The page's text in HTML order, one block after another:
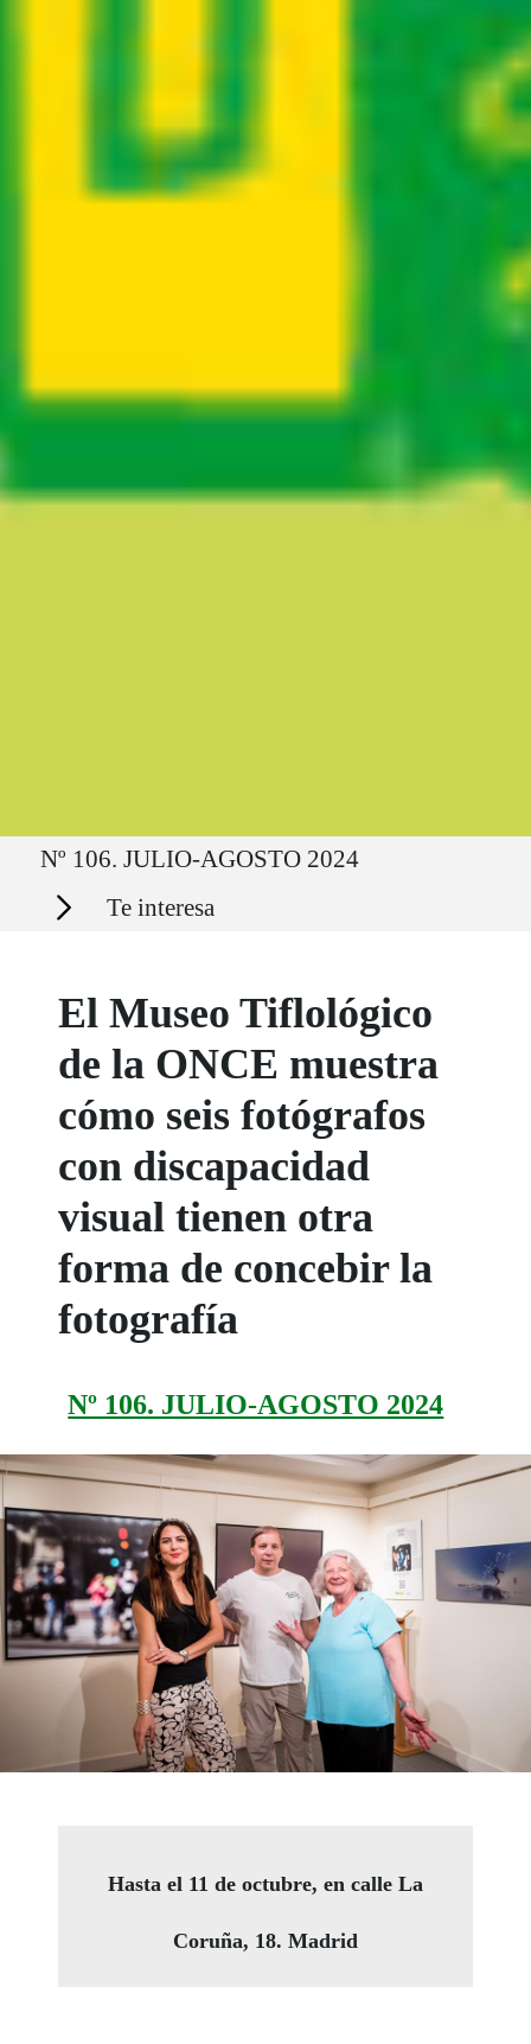
Ruta del sitio
Nº 106. JULIO-AGOSTO 2024
Secciones Te interesa
El Museo Tiflológico
de la ONCE muestra
cómo seis fotógrafos
con discapacidad
visual tienen otra
forma de concebir la
fotografía
Nº 106. JULIO-AGOSTO 2024
Hasta el 11 de octubre, en calle La
Coruña, 18. Madrid